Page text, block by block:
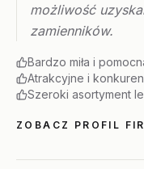
możliwość
zamienników.
Bardzo miła i
Atrakcyjne i
Szeroki asortyment
ZOBACZ PROFIL